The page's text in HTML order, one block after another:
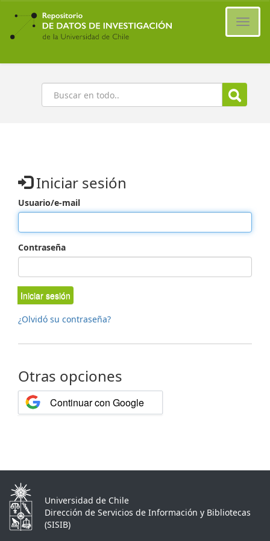
Ir
contenido
principal
Buscar
Iniciar sesión
Usuario/e-mail
Contraseña
Iniciar sesión
¿Olvidó su contraseña?
Otras opciones
Continuar con Google
Universidad de Chile
Dirección de Servicios de Información y Bibliotecas
(SISIB)